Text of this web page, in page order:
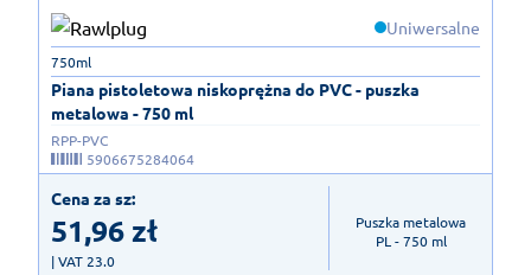
Uniwersalne
Piana pistoletowa niskoprężna do PVC - puszka
metalowa - 750 ml
750ml
RPP-PVC
5906675284064
Cena za sz:
51,96zł
| VAT 23.0
Puszka metalowa
PL - 750 ml